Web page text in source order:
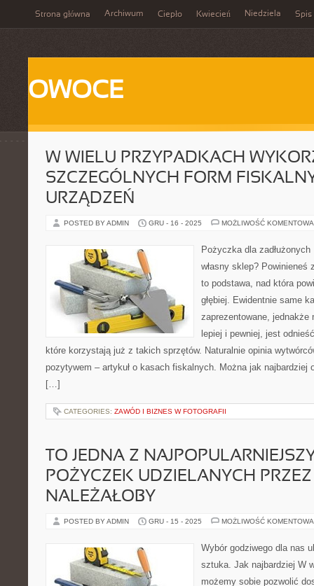
Strona główna Archiwum Ciepło Kwiecień Niedziela Spis
OWOCE
W WIELU PRZYPADKACH
SZCZEGÓLNYCH FORM
URZĄDZEŃ
POSTED BY ADMIN GRU - 16 - 2025 MOŻLIWOŚĆ
Pożyczka dla
własny sklep?
to podstawa, nad która
głębiej. Ewidentnie same
zaprezentowane,
lepiej i pewniej, jest
które korzystają już z takich sprzętów. Naturalnie opinia
pozytywem – artykuł o kasach fiskalnych. Można jak najbardziej
[…]
CATEGORIES: ZAWÓD I BIZNES W FOTOGRAFII
TO JEDNA Z
POŻYCZEK UDZIELANYCH PRZEZ
NALEŻAŁOBY
POSTED BY ADMIN GRU - 15 - 2025 MOŻLIWOŚĆ
Wybór godziwego dla nas
sztuka. Jak najbardziej W
możemy sobie pozwolić